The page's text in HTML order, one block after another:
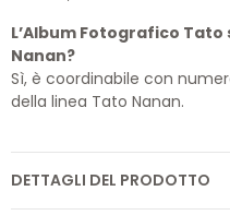
L’Album Fotografico
Nanan?
Sì, è coordinabile con
della linea Tato Nanan.
DETTAGLI DEL PRODOTTO